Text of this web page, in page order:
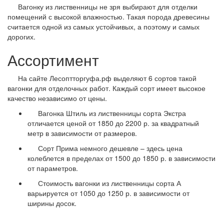
Вагонку из лиственницы не зря выбирают для отделки
помещений с высокой влажностью. Такая порода древесины
считается одной из самых устойчивых, а поэтому и самых
дорогих.
Ассортимент
На сайте Лесоптторгуфа.рф выделяют 6 сортов такой
вагонки для отделочных работ. Каждый сорт имеет высокое
качество независимо от цены.
Вагонка Штиль из лиственницы сорта Экстра
отличается ценой от 1850 до 2200 р. за квадратный
метр в зависимости от размеров.
Сорт Прима немного дешевле – здесь цена
колеблется в пределах от 1500 до 1850 р. в зависимости
от параметров.
Стоимость вагонки из лиственницы сорта А
варьируется от 1050 до 1250 р. в зависимости от
ширины досок.